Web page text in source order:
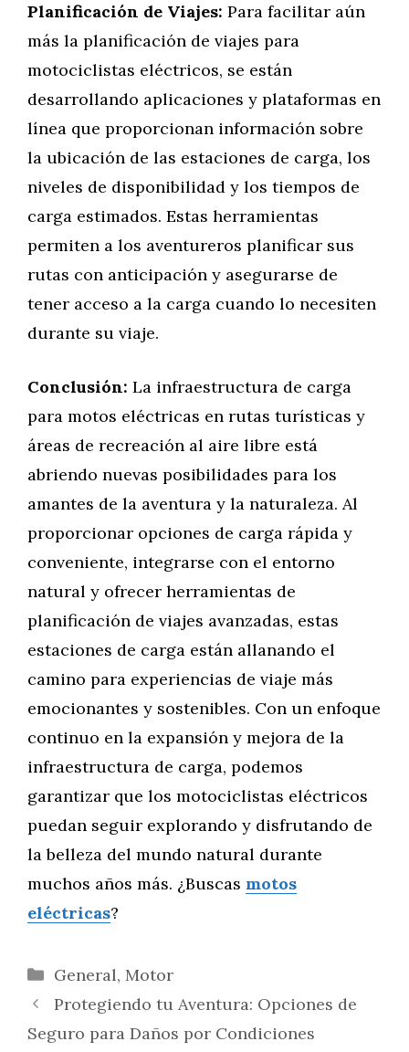
Planificación de Viajes: Para facilitar aún
más la planificación de viajes para
motociclistas eléctricos, se están
desarrollando aplicaciones y plataformas en
línea que proporcionan información sobre
la ubicación de las estaciones de carga, los
niveles de disponibilidad y los tiempos de
carga estimados. Estas herramientas
permiten a los aventureros planificar sus
rutas con anticipación y asegurarse de
tener acceso a la carga cuando lo necesiten
durante su viaje.
Conclusión: La infraestructura de carga
para motos eléctricas en rutas turísticas y
áreas de recreación al aire libre está
abriendo nuevas posibilidades para los
amantes de la aventura y la naturaleza. Al
proporcionar opciones de carga rápida y
conveniente, integrarse con el entorno
natural y ofrecer herramientas de
planificación de viajes avanzadas, estas
estaciones de carga están allanando el
camino para experiencias de viaje más
emocionantes y sostenibles. Con un enfoque
continuo en la expansión y mejora de la
infraestructura de carga, podemos
garantizar que los motociclistas eléctricos
puedan seguir explorando y disfrutando de
la belleza del mundo natural durante
muchos años más. ¿Buscas motos
eléctricas?
Categorías
General, Motor
Protegiendo tu Aventura: Opciones de
Seguro para Daños por Condiciones